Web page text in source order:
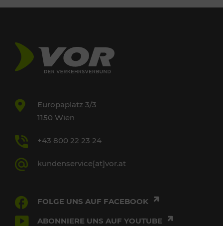
Europaplatz 3/3
1150 Wien
+43 800 22 23 24
kundenservice[at]vor.at
FOLGE UNS AUF FACEBOOK
ABONNIERE UNS AUF YOUTUBE